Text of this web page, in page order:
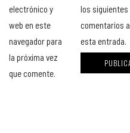
electrónico y
web en este
navegador para
la próxima vez
que comente.
los siguientes
comentarios a
esta entrada.